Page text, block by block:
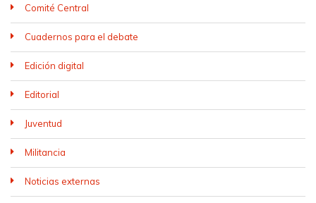
Comité Central
Cuadernos para el debate
Edición digital
Editorial
Juventud
Militancia
Noticias externas